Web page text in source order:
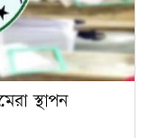
স্থাপন